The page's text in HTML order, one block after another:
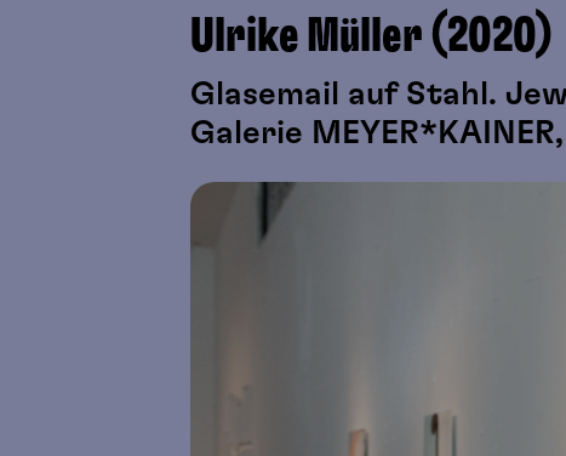
Ulrike Müller (2020)
Glasemail auf Stahl.
Galerie